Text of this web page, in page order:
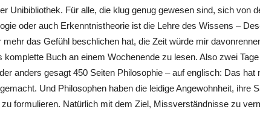
Unibibliothek. Für alle, die klug genug gewesen sind, sich von
oder auch Erkenntnistheorie ist die Lehre des Wissens –
das Gefühl beschlichen hat, die Zeit würde mir
Buch an einem Wochenende zu lesen. Also zwei
anders gesagt 450 Seiten Philosophie – auf englisch: Das hat
Und Philosophen haben die leidige Angewohnheit, ihre
formulieren. Natürlich mit dem Ziel, Missverständnisse zu